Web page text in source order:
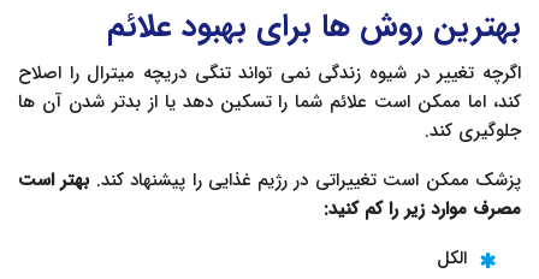
بهترین روش ها برای بهبود علائم
اگرچه تغییر در شیوه زندگی نمی تواند تنگی دریچه میترال را اصلاح
کند، اما ممکن است علائم شما را تسکین دهد یا از بدتر شدن آن ها
جلوگیری کند.
پزشک ممکن است تغییراتی در رژیم غذایی را پیشنهاد کند.بهتر است
مصرف موارد زیر را کم کنید:
الکل